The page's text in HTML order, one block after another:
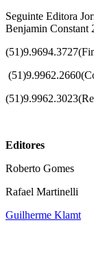
Seguinte Editora
Benjamin Constant
(51)
Editores
Roberto Gomes
Rafael Martinelli
Guilherme Klamt